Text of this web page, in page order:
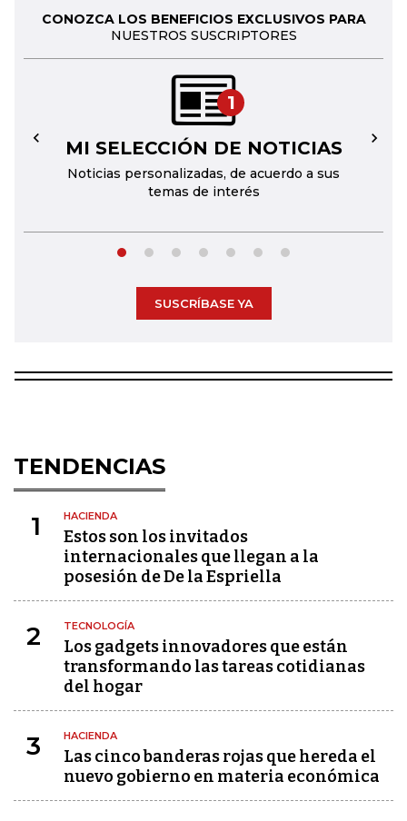
CONOZCA LOS BENEFICIOS EXCLUSIVOS PARA
NUESTROS SUSCRIPTORES
1
MI SELECCIÓN DE NOTICIAS
Noticias personalizadas, de acuerdo a sus
temas de interés
← →
SUSCRÍBASE YA
TENDENCIAS
1 HACIENDA
Estos son los invitados
internacionales que llegan a la
posesión de De la Espriella
2 TECNOLOGÍA
Los gadgets innovadores que están
transformando las tareas cotidianas
del hogar
3 HACIENDA
Las cinco banderas rojas que hereda el
nuevo gobierno en materia económica